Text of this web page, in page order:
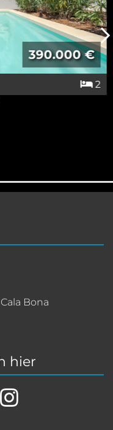
390.000 €
2
Bona
hier